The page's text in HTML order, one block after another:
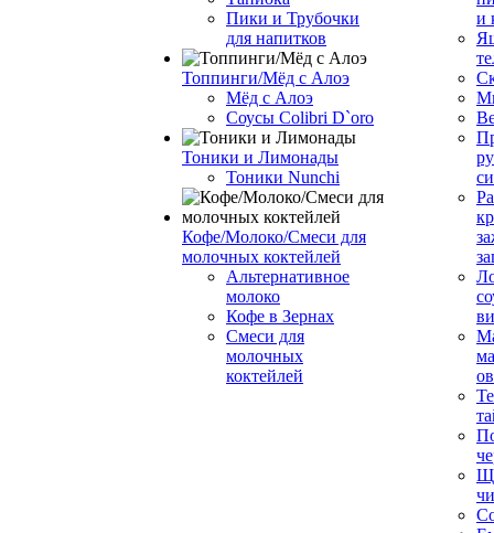
Пики и Трубочки
для напитков
Топпинги/Мёд с Алоэ
Мёд с Алоэ
Соусы Colibri D`oro
Тоники и Лимонады
Тоники Nunchi
Кофе/Молоко/Смеси для
молочных коктейлей
Альтернативное
молоко
Кофе в Зернах
Смеси для
молочных
коктейлей
и